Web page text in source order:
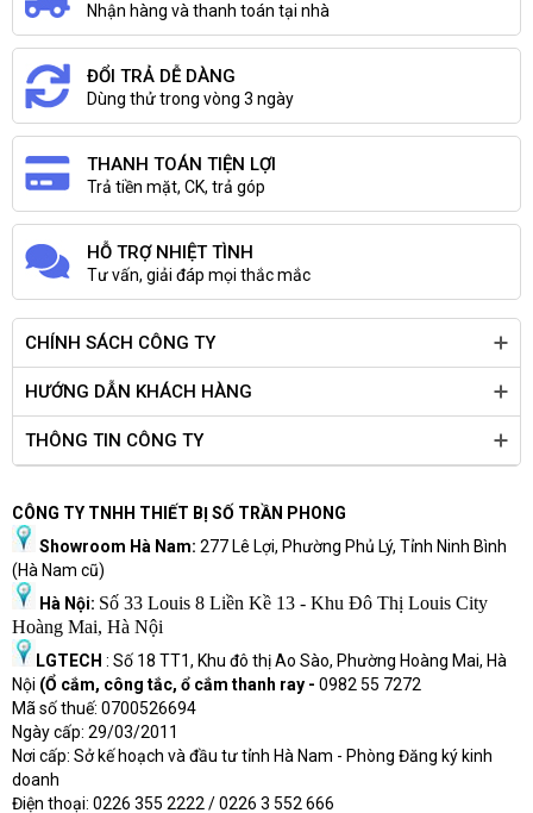
Nhận hàng và thanh toán tại nhà
ĐỔI TRẢ DỄ DÀNG
Dùng thử trong vòng 3 ngày
THANH TOÁN TIỆN LỢI
Trả tiền mặt, CK, trả góp
HỖ TRỢ NHIỆT TÌNH
Tư vấn, giải đáp mọi thắc mắc
CHÍNH SÁCH CÔNG TY
HƯỚNG DẪN KHÁCH HÀNG
THÔNG TIN CÔNG TY
CÔNG TY TNHH THIẾT BỊ SỐ TRẦN PHONG
Showroom Hà Nam: 277 Lê Lợi, Phường Phủ Lý, Tỉnh Ninh Bình
(Hà Nam cũ)
Hà Nội: Số 33 Louis 8 Liền Kề 13 - Khu Đô Thị Louis City
Hoàng Mai, Hà Nội
LGTECH : Số 18 TT1, Khu đô thị Ao Sào, Phường Hoàng Mai, Hà
Nội (Ổ cắm, công tắc, ổ cắm thanh ray - 0982 55 7272
Mã số thuế: 0700526694
Ngày cấp: 29/03/2011
Nơi cấp: Sở kế hoạch và đầu tư tỉnh Hà Nam - Phòng Đăng ký kinh
doanh
Điện thoại: 0226 355 2222 / 0226 3 552 666